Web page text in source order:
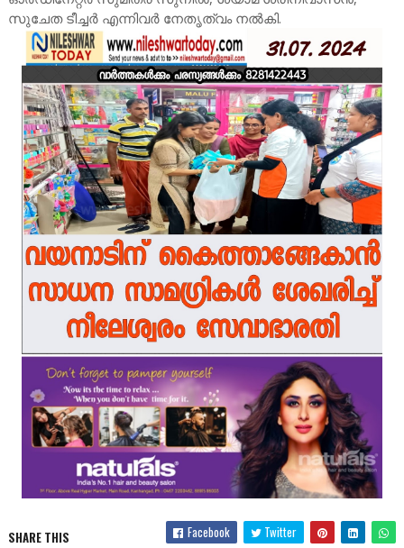
സുചേത ടീച്ചർ എന്നിവർ നേതൃത്വം നൽകി.
SHARE THIS Facebook Twitter